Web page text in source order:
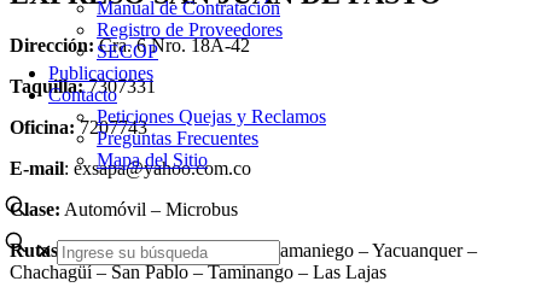
Manual de Contratación
Registro de Proveedores
SECOP
Publicaciones
Contacto
Peticiones Quejas y Reclamos
Preguntas Frecuentes
Mapa del Sitio
✕
Dirección:Cra. 6 Nro. 18A-42
Taquilla:7307331
Oficina:7207743
E-mail: exsapa@yahoo.com.co
Clase: Automóvil – Microbus
Rutas:San Lorenzo – Ricaurte – Samaniego – Yacuanquer –
Chachagüí – San Pablo – Taminango – Las Lajas